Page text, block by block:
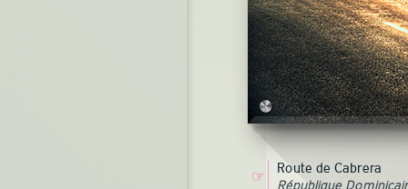
☞
Route de Cabrera
République